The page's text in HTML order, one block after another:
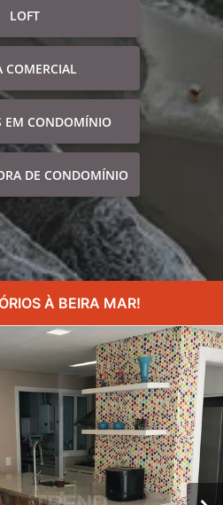
LOFT
COMERCIAL
EM CONDOMÍNIO
DE CONDOMÍNIO
À BEIRA MAR!